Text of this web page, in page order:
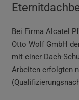
Bei Firma Alcatel
Otto Wolf GmbH
mit einer Dach-
Arbeiten erfolgten